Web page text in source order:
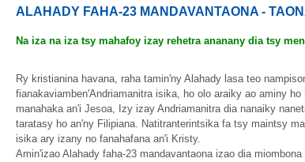
ALAHADY FAHA-23 MANDAVANTAONA -
Na iza na iza tsy mahafoy izay rehetra ananany dia tsy
Ry kristianina havana, raha tamin'ny Alahady lasa teo
fianakaviamben'Andriamanitra isika, ho olo araiky ao aminy
manahaka an'i Jesoa, Izy izay Andriamanitra dia nanaiky
taratasy ho an'ny Filipiana. Natitranterintsika fa tsy maintsy
isika ary izany no fanahafana an'i Kristy.
Amin'izao Alahady faha-23 mandavantaona izao dia